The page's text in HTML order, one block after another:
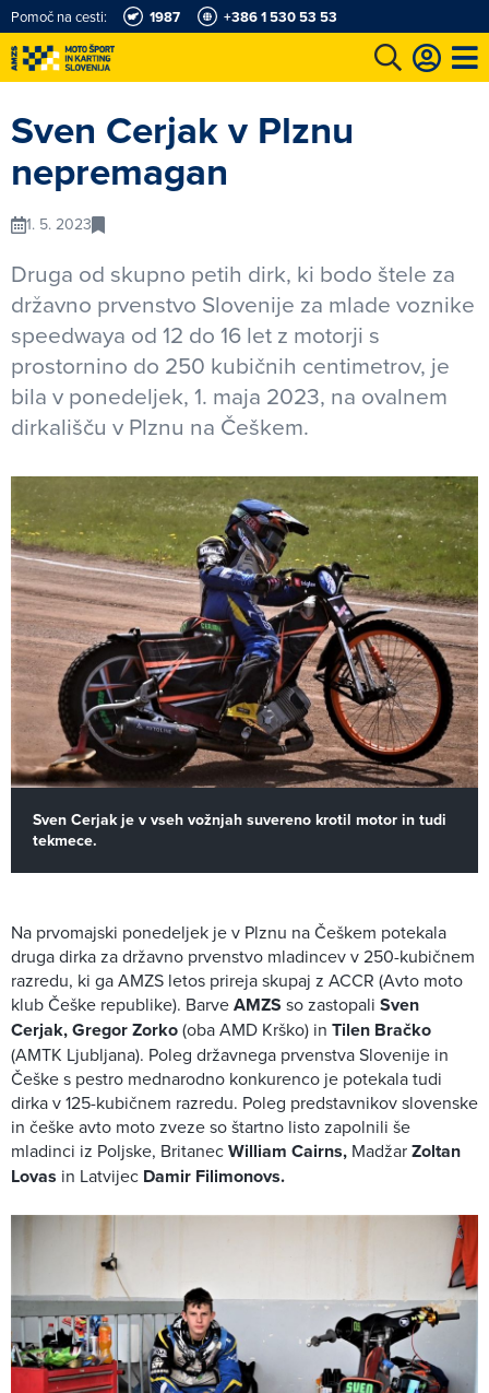
Pomoč na cesti: 1987 +386 1 530 53 53
Sven Cerjak v Plznu
nepremagan
1. 5. 2023
Druga od skupno petih dirk, ki bodo štele za
državno prvenstvo Slovenije za mlade voznike
speedwaya od 12 do 16 let z motorji s
prostornino do 250 kubičnih centimetrov, je
bila v ponedeljek, 1. maja 2023, na ovalnem
dirkališču v Plznu na Češkem.
Sven Cerjak je v vseh vožnjah suvereno krotil motor in tudi
tekmece.
Na prvomajski ponedeljek je v Plznu na Češkem potekala
druga dirka za državno prvenstvo mladincev v 250-kubičnem
razredu, ki ga AMZS letos prireja skupaj z ACCR (Avto moto
klub Češke republike). BarveAMZS so zastopali Sven
Cerjak, Gregor Zorko(oba AMD Krško) in Tilen Bračko
(AMTK Ljubljana). Poleg državnega prvenstva Slovenije in
Češke s pestro mednarodno konkurenco je potekala tudi
dirka v 125-kubičnem razredu. Poleg predstavnikov slovenske
in češke avto moto zveze so štartno listo zapolnili še
mladinci iz Poljske, BritanecWilliam Cairns, MadžarZoltan
Lovas in Latvijec Damir Filimonovs.